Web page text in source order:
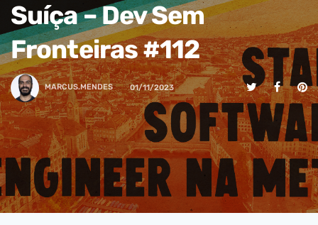
Suíça – Dev Sem
Fronteiras #112
MARCUS.MENDES 01/11/2023